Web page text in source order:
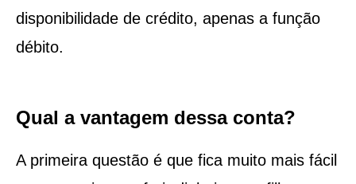
disponibilidade de crédito, apenas a função
débito.
Qual a vantagem dessa conta?
A primeira questão é que fica muito mais fácil